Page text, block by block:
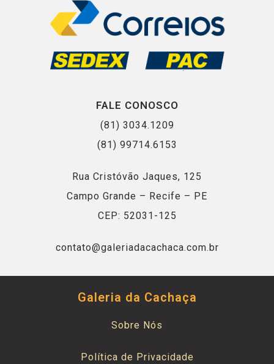
FALE CONOSCO
(81) 3034.1209
(81) 99714.6153
Rua Cristóvão Jaques, 125
Campo Grande – Recife – PE
CEP: 52031-125
contato@galeriadacachaca.com.br
Galeria da Cachaça
Sobre Nós
Política de Privacidade